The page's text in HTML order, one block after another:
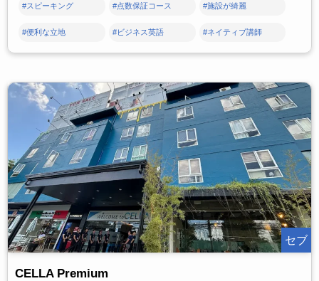
#スピーキング #点数保証コース #施設が綺麗
#便利な立地 #ビジネス英語 #ネイティブ講師
セブ
CELLA Premium